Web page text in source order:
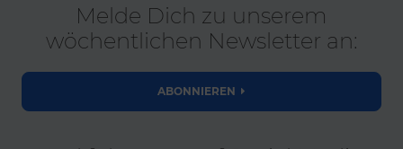
Melde Dich zu unserem
wöchentlichen Newsletter an:
ABONNIEREN